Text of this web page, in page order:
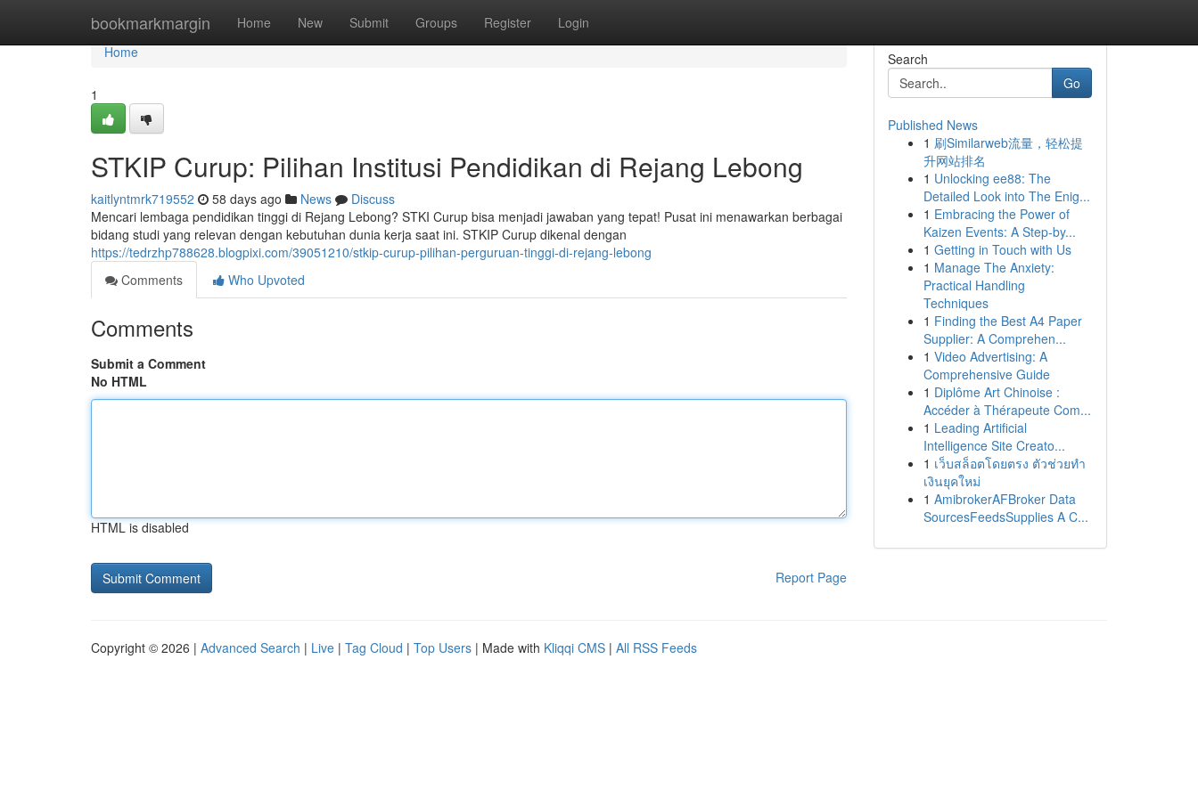
bookmarkmargin Home New Submit Groups Register Login
Home
Home
1
STKIP Curup: Pilihan Institusi Pendidikan di Rejang Lebong
kaitlyntmrk719552 58 days ago News
Discuss
Mencari lembaga pendidikan tinggi di Rejang Lebong? STKI Curup bisa menjadi jawaban yang tepat! Pusat ini menawarkan berbagai
bidang studi yang relevan dengan kebutuhan dunia kerja saat ini. STKIP Curup dikenal dengan
https://tedrzhp788628.blogpixi.com/39051210/stkip-curup-pilihan-perguruan-tinggi-di-rejang-lebong
Comments
Who Upvoted
Comments
Submit a Comment
No HTML
HTML is disabled
Report Page
Search
Go
Published News
1 刷Similarweb流量，轻松提
升网站排名
1 Unlocking ee88: The
Detailed Look into The Enig...
1 Embracing the Power of
Kaizen Events: A Step-by...
1 Getting in Touch with Us
1 Manage The Anxiety:
Practical Handling
Techniques
1 Finding the Best A4 Paper
Supplier: A Comprehen...
1 Video Advertising: A
Comprehensive Guide
1 Diplôme Art Chinoise :
Accéder à Thérapeute Com...
1 Leading Artificial
Intelligence Site Creato...
1 เว็บสล็อตโดยตรง ตัวช่วยทำ
เงินยุคใหม่
1 AmibrokerAFBroker Data
SourcesFeedsSupplies A C...
Copyright © 2026 | Advanced Search | Live | Tag Cloud | Top Users | Made with Kliqqi CMS | All RSS Feeds